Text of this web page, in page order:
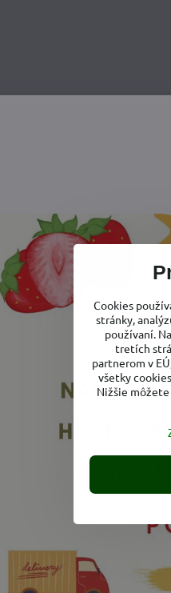
Cookies
stránky,
používaní.
tretích
partnerom v
všetky
Nižšie